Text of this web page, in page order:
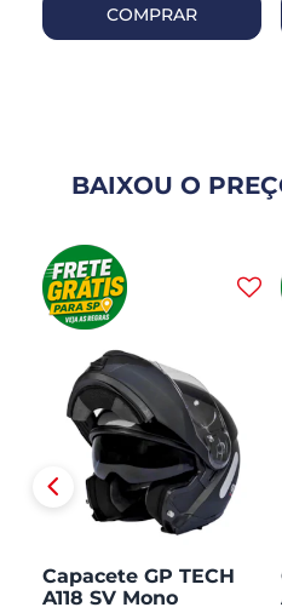
COMPRAR
BAIXOU O
Capacete GP TECH
A118 SV Mono